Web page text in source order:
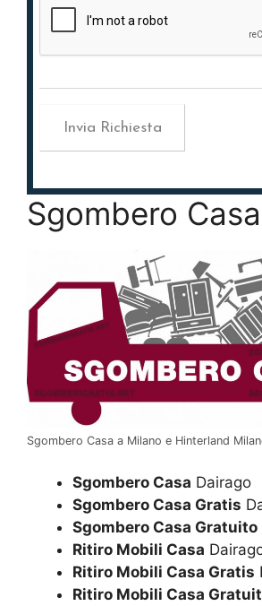
Sgombero Casa
Sgombero Casa a Milano e Hinterland
Sgombero Casa Dairago
Sgombero Casa Gratis
Sgombero Casa Gratuito
Ritiro Mobili Casa
Ritiro Mobili Casa Gratis
Ritiro Mobili Casa